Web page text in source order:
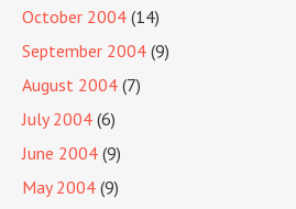
October 2004 (14)
September 2004 (9)
August 2004 (7)
July 2004 (6)
June 2004 (9)
May 2004 (9)